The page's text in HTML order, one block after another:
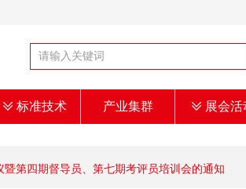
ꅂ 标准技术 产业集群 ꅂ 展会活
第四期督导员、第七期考评员培训会的通知